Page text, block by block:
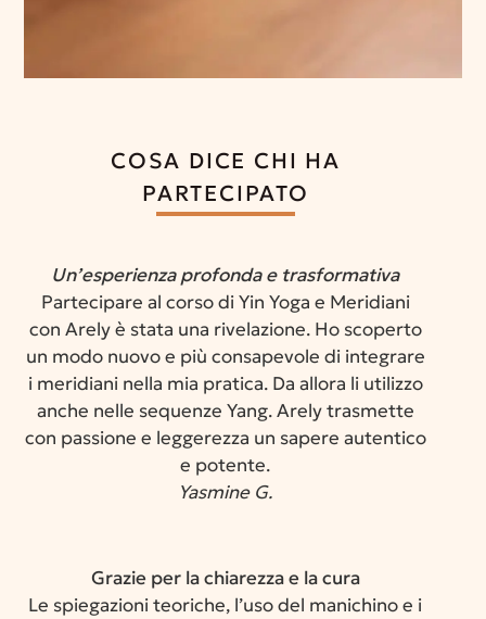
COSA DICE CHI HA
PARTECIPATO
Un’esperienza profonda e trasformativa
Partecipare al corso di Yin Yoga e Meridiani
con Arely è stata una rivelazione. Ho scoperto
un modo nuovo e più consapevole di integrare
i meridiani nella mia pratica. Da allora li utilizzo
anche nelle sequenze Yang. Arely trasmette
con passione e leggerezza un sapere autentico
e potente.
Yasmine G.
Grazie per la chiarezza e la cura
Le spiegazioni teoriche, l’uso del manichino e i